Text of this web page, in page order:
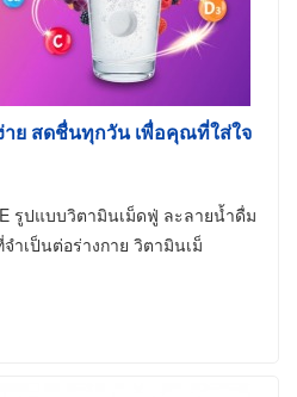
าย สดชื่นทุกวัน เพื่อคุณที่ใส่ใจ
รูปแบบวิตามินเม็ดฟู่ ละลายน้ำดื่ม
ำเป็นต่อร่างกาย วิตามินเม็